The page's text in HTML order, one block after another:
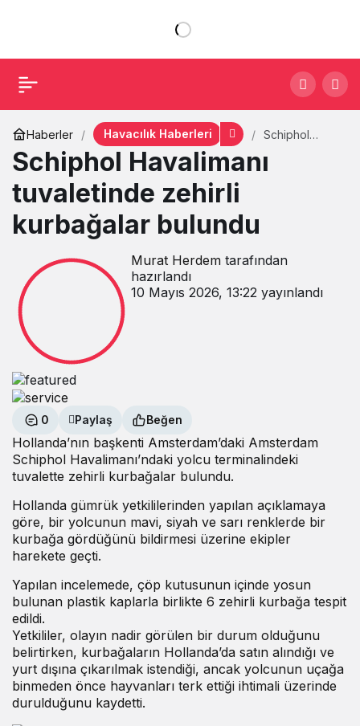
Haberler Havacılık Haberleri
Schiphol
zehirli
Schiphol Havalimanı
tuvaletinde zehirli
kurbağalar bulundu
Murat Herdemtarafından
hazırlandı
10 Mayıs 2026, 13:22yayınlandı
0 Paylaş Beğen
Hollanda’nın başkenti Amsterdam’daki Amsterdam
Schiphol Havalimanı’ndaki yolcu terminalindeki
tuvalette zehirli kurbağalar bulundu.
Hollanda gümrük yetkililerinden yapılan açıklamaya
göre, bir yolcunun mavi, siyah ve sarı renklerde bir
kurbağa gördüğünü bildirmesi üzerine ekipler
harekete geçti.
Yapılan incelemede, çöp kutusunun içinde yosun
bulunan plastik kaplarla birlikte 6 zehirli kurbağa tespit
edildi.
Yetkililer, olayın nadir görülen bir durum olduğunu
belirtirken, kurbağaların Hollanda’da satın alındığı ve
yurt dışına çıkarılmak istendiği, ancak yolcunun uçağa
binmeden önce hayvanları terk ettiği ihtimali üzerinde
durulduğunu kaydetti.